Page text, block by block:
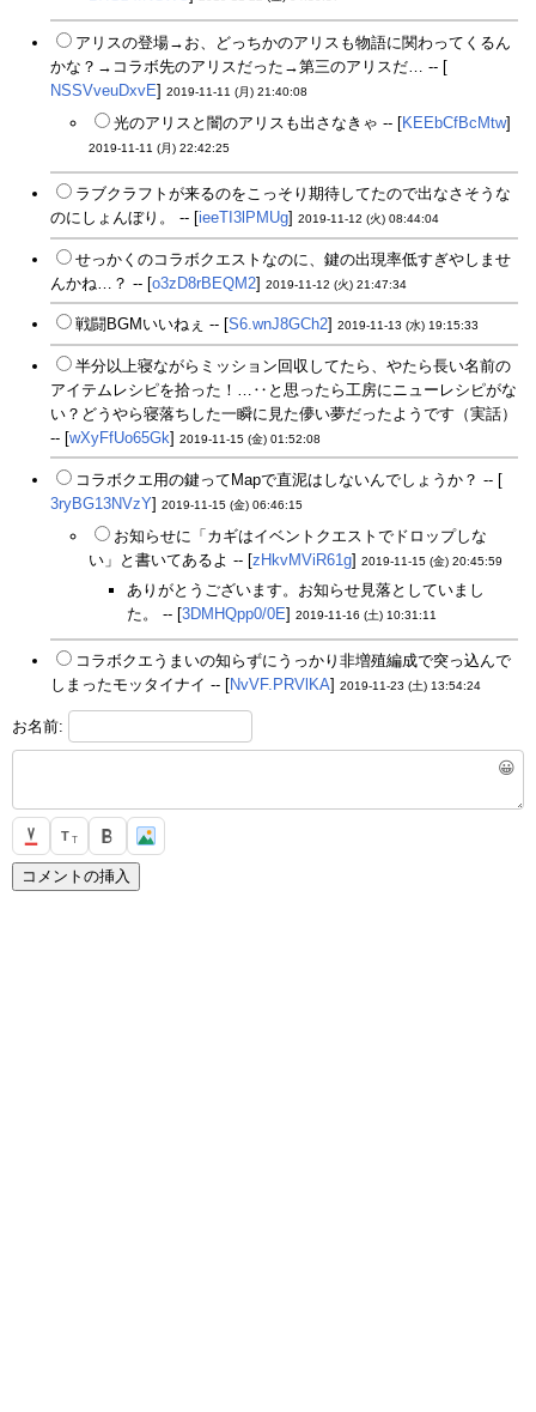
アリスの登場→お、どっちかのアリスも物語に関わってくるん
かな？→コラボ先のアリスだった→第三のアリスだ… -- [
NSSVveuDxvE] 2019-11-11 (月) 21:40:08
光のアリスと闇のアリスも出さなきゃ -- [KEEbCfBcMtw]
2019-11-11 (月) 22:42:25
ラブクラフトが来るのをこっそり期待してたので出なさそうな
のにしょんぼり。 -- [ieeTI3lPMUg] 2019-11-12 (火) 08:44:04
せっかくのコラボクエストなのに、鍵の出現率低すぎやしませ
んかね…？ -- [o3zD8rBEQM2] 2019-11-12 (火) 21:47:34
戦闘BGMいいねぇ -- [S6.wnJ8GCh2] 2019-11-13 (水) 19:15:33
半分以上寝ながらミッション回収してたら、やたら長い名前の
アイテムレシピを拾った！…‥と思ったら工房にニューレシピがな
い？どうやら寝落ちした一瞬に見た儚い夢だったようです（実話）
-- [wXyFfUo65Gk] 2019-11-15 (金) 01:52:08
コラボクエ用の鍵ってMapで直泥はしないんでしょうか？ -- [
3ryBG13NVzY] 2019-11-15 (金) 06:46:15
お知らせに「カギはイベントクエストでドロップしな
い」と書いてあるよ -- [zHkvMViR61g] 2019-11-15 (金) 20:45:59
ありがとうございます。お知らせ見落としていまし
た。 -- [3DMHQpp0/0E] 2019-11-16 (土) 10:31:11
コラボクエうまいの知らずにうっかり非増殖編成で突っ込んで
しまったモッタイナイ -- [NvVF.PRVlKA] 2019-11-23 (土) 13:54:24
お名前:
😀
T T